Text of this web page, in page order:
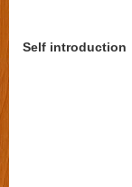
Self introduction